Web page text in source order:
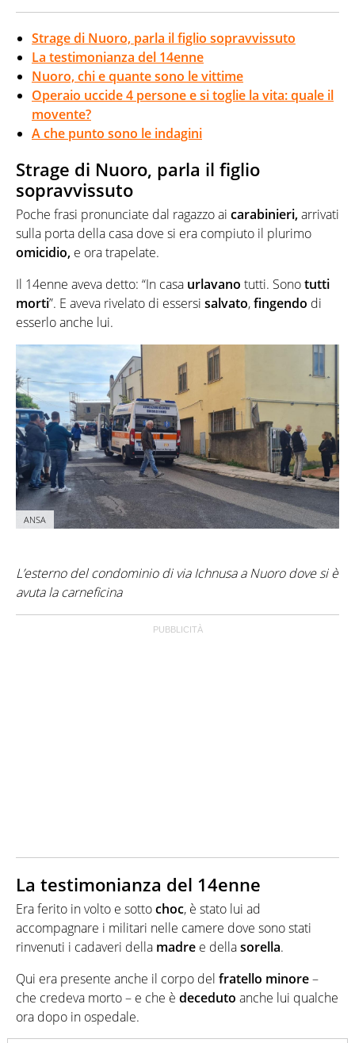
Strage di Nuoro, parla il figlio sopravvissuto
La testimonianza del 14enne
Nuoro, chi e quante sono le vittime
Operaio uccide 4 persone e si toglie la vita: quale il
movente?
A che punto sono le indagini
Strage di Nuoro, parla il figlio
sopravvissuto
Poche frasi pronunciate dal ragazzo ai carabinieri,arrivati
sulla porta della casa dove si era compiuto il plurimo
omicidio, e ora trapelate.
Il 14enne aveva detto: “In casa urlavano tutti. Sonotutti
morti”. E aveva rivelato di essersi salvato,fingendo di
esserlo anche lui.
ANSA
L’esterno del condominio di via Ichnusa a Nuoro dove si è
avuta la carneficina
La testimonianza del 14enne
Era ferito in volto e sottochoc, è stato lui ad
accompagnare i militari nelle camere dove sono stati
rinvenuti i cadaveri della madre e dellasorella.
Qui era presente anche il corpo del fratello minore–
che credeva morto – e che è deceduto anche lui qualche
ora dopo in ospedale.